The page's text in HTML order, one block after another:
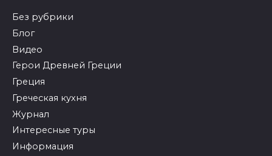
Без рубрики
Блог
Видео
Герои Древней Греции
Греция
Греческая кухня
Журнал
Интересные туры
Информация